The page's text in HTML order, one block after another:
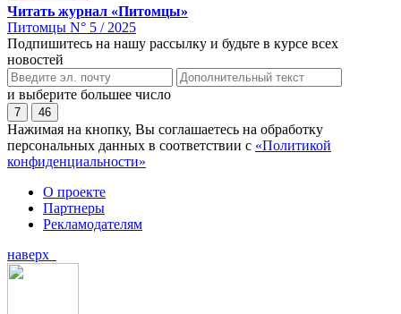
Читать журнал «Питомцы»
Питомцы N° 5 / 2025
Подпишитесь на нашу рассылку и будьте в курсе всех
новостей
и выберите большее число
7 46
Нажимая на кнопку, Вы соглашаетесь на обработку
персональных данных в соответствии с «Политикой
конфиденциальности»
О проекте
Партнеры
Рекламодателям
наверх